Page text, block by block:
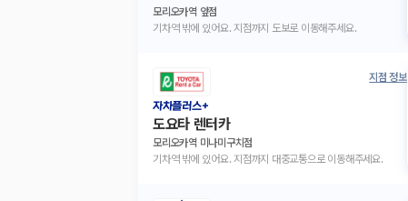
모리오카역 앞점
기차역 밖에 있어요. 지점까지 도보로 이동해주세요.
지점 정보
자차플러스+
도요타 렌터카
모리오카역 미나미구치점
기차역 밖에 있어요. 지점까지 대중교통으로 이동해주세요.